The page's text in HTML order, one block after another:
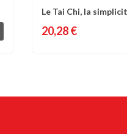
Comparer
Le Tai Chi, la
20,28 €